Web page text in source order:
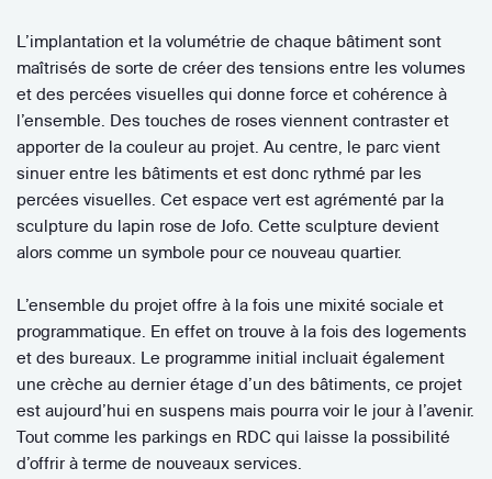
L’implantation et la volumétrie de chaque bâtiment sont
maîtrisés de sorte de créer des tensions entre les volumes
et des percées visuelles qui donne force et cohérence à
l’ensemble. Des touches de roses viennent contraster et
apporter de la couleur au projet. Au centre, le parc vient
sinuer entre les bâtiments et est donc rythmé par les
percées visuelles. Cet espace vert est agrémenté par la
sculpture du lapin rose de Jofo. Cette sculpture devient
alors comme un symbole pour ce nouveau quartier.
L’ensemble du projet offre à la fois une mixité sociale et
programmatique. En effet on trouve à la fois des logements
et des bureaux. Le programme initial incluait également
une crèche au dernier étage d’un des bâtiments, ce projet
est aujourd’hui en suspens mais pourra voir le jour à l’avenir.
Tout comme les parkings en RDC qui laisse la possibilité
d’offrir à terme de nouveaux services.